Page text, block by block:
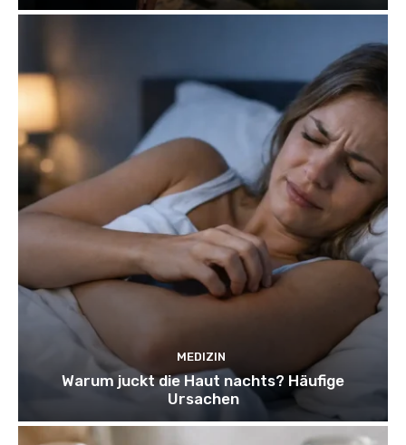
MEDIZIN
Warum juckt die Haut nachts? Häufige
Ursachen